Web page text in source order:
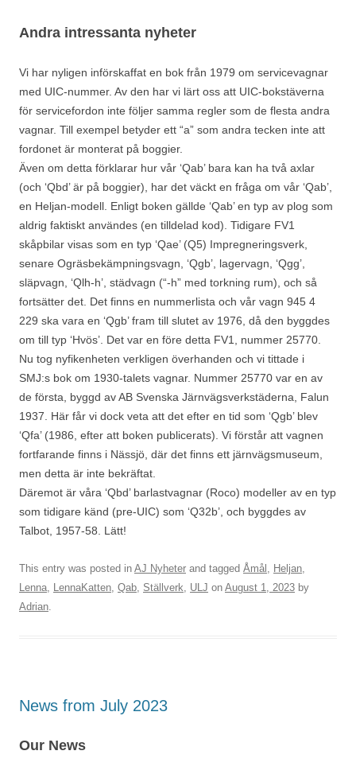
Andra intressanta nyheter
Vi har nyligen införskaffat en bok från 1979 om servicevagnar
med UIC-nummer. Av den har vi lärt oss att UIC-bokstäverna
för servicefordon inte följer samma regler som de flesta andra
vagnar. Till exempel betyder ett “a” som andra tecken inte att
fordonet är monterat på boggier.
Även om detta förklarar hur vår ‘Qab’ bara kan ha två axlar
(och ‘Qbd’ är på boggier), har det väckt en fråga om vår ‘Qab’,
en Heljan-modell. Enligt boken gällde ‘Qab’ en typ av plog som
aldrig faktiskt användes (en tilldelad kod). Tidigare FV1
skåpbilar visas som en typ ‘Qae’ (Q5) Impregneringsverk,
senare Ogräsbekämpningsvagn, ‘Qgb’, lagervagn, ‘Qgg’,
släpvagn, ‘Qlh-h’, städvagn (“-h” med torkning rum), och så
fortsätter det. Det finns en nummerlista och vår vagn 945 4
229 ska vara en ‘Qgb’ fram till slutet av 1976, då den byggdes
om till typ ‘Hvös’. Det var en före detta FV1, nummer 25770.
Nu tog nyfikenheten verkligen överhanden och vi tittade i
SMJ:s bok om 1930-talets vagnar. Nummer 25770 var en av
de första, byggd av AB Svenska Järnvägsverkstäderna, Falun
1937. Här får vi dock veta att det efter en tid som ‘Qgb’ blev
‘Qfa’ (1986, efter att boken publicerats). Vi förstår att vagnen
fortfarande finns i Nässjö, där det finns ett järnvägsmuseum,
men detta är inte bekräftat.
Däremot är våra ‘Qbd’ barlastvagnar (Roco) modeller av en typ
som tidigare känd (pre-UIC) som ‘Q32b’, och byggdes av
Talbot, 1957-58. Lätt!
This entry was posted in AJ Nyheter and tagged Åmål , Heljan,
Lenna, LennaKatten, Qab, Ställverk, ULJ on August 1, 2023 by
Adrian.
News from July 2023
Our News